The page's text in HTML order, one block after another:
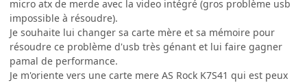
micro atx de merde avec la video intégré (gros problème usb
impossible à résoudre).
Je souhaite lui changer sa carte mère et sa mémoire pour
résoudre ce problème d'usb très génant et lui faire gagner
pamal de performance.
Je m'oriente vers une carte mere AS Rock K7S41 qui est peux